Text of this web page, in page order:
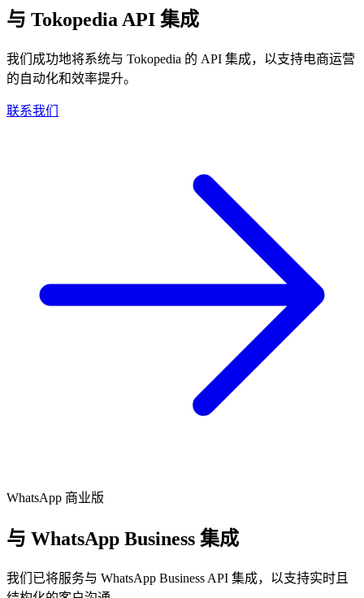
与 Tokopedia API 集成
我们成功地将系统与 Tokopedia 的 API 集成，以支持电商运营
的自动化和效率提升。
联系我们
WhatsApp 商业版
与 WhatsApp Business 集成
我们已将服务与 WhatsApp Business API 集成，以支持实时且